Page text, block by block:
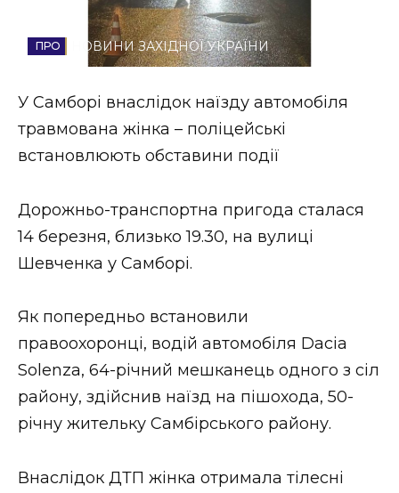
Стиль життя
Втрачений Ужгород
Втрачений Ужгород (відеоверсія)
ЗАКАРПАТСЬКІ НОВИНИ
НОВИНИ ЗАХІДНОЇ УКРАЇНИ
ФОТО
НОВИНИ ЗАХІДНОЇ УКРАЇНИ
У Самборі внаслідок наїзду автомобіля
травмована жінка – поліцейські
встановлюють обставини події
Дорожньо-транспортна пригода сталася
14 березня, близько 19.30, на вулиці
Шевченка у Самборі.
Як попередньо встановили
правоохоронці, водій автомобіля Dacia
Solenza, 64-річний мешканець одного з сіл
району, здійснив наїзд на пішохода, 50-
річну жительку Самбірського району.
Внаслідок ДТП жінка отримала тілесні